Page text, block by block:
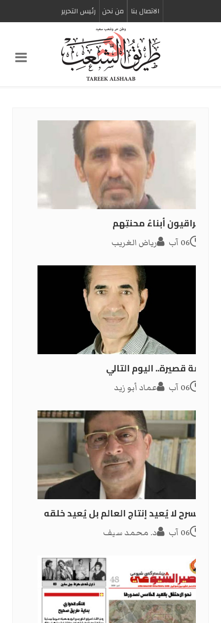
الاتصال بنا من نحن رئیس التحریر
العراقيون أبناءُ محنتِهم
06 آب رياض الغريب
قصة قصيرة.. اليوم التالي
06 آب عماد أبو زيد
المسرح لا يُعيد إنتاج العالم بل يُعيد خلقه
06 آب د. محمد سيف